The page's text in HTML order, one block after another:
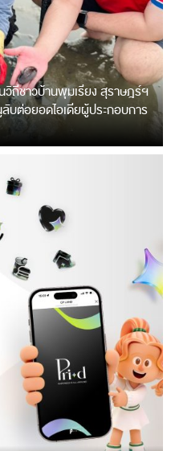
วิถีชาวบ้านพุมเรียง สุราษฎร์ฯ
บต่อยอดไอเดียผู้ประกอบการ